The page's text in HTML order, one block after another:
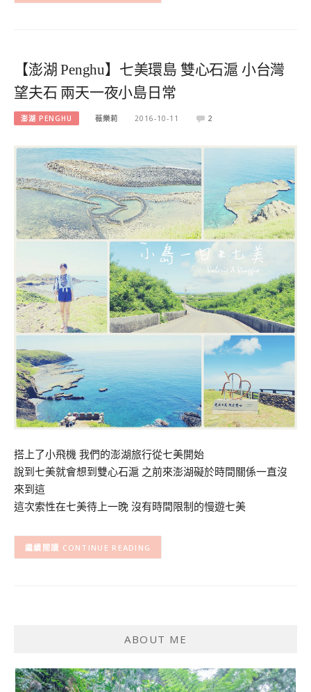
【澎湖 Penghu】七美環島 雙心石滬 小台灣
望夫石 兩天一夜小島日常
澎湖 PENGHU 薇樂莉 2016-10-11 2
搭上了小飛機 我們的澎湖旅行從七美開始
說到七美就會想到雙心石滬 之前來澎湖礙於時間關係一直沒
來到這
這次索性在七美待上一晚 沒有時間限制的慢遊七美
CONTINUE READING
ABOUT ME